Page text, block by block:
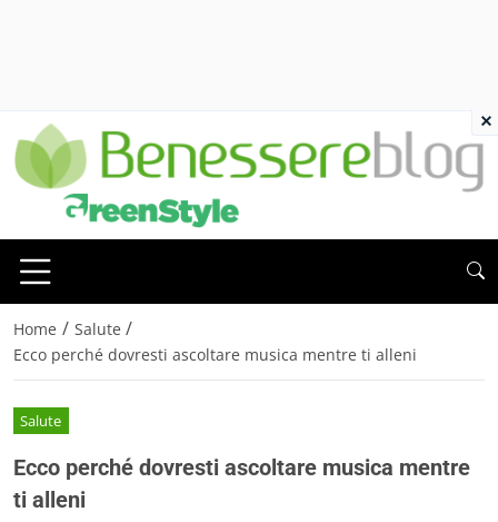
Home / Salute /
Ecco perché dovresti ascoltare musica mentre ti alleni
Salute
Ecco perché dovresti ascoltare musica mentre
ti alleni
×